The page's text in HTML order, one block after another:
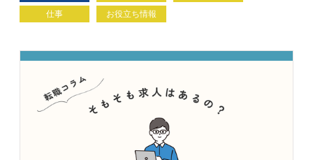
仕事
お役立ち情報